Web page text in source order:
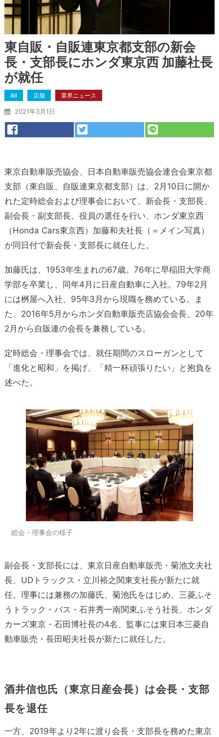
東自販・自販連東京都支部の新会
長・支部長にホンダ東京西 加藤社長
が就任
All 店舗 業界ニュース
2021年3月1日
東京自動車販売協会、日本自動車販売協会連合会東京都
支部（東自販、自販連東京都支部）は、2月10日に開か
れた定時総会および理事会において、新会長・支部長、
副会長・副支部長、役員の選任を行い、ホンダ東京西
（Honda Cars東京西）加藤和夫社長（＝メイン写真）
が同日付で新会長・支部長に就任した。
加藤氏は、1953年生まれの67歳。76年に早稲田大学商
学部を卒業し、同年4月に日産自動車に入社。79年2月
には桝屋へ入社、95年3月から現職を務めている。ま
た、2016年5月からホンダ自動車販売店協会会長、20年
2月から自販連の会長を兼務している。
定時総会・理事会では、就任期間のスローガンとして
「進化と昭和」を掲げ、「精一杯頑張りたい」と抱負を
述べた。
総会・理事会の様子
副会長・支部長には、東京日産自動車販売・菊池文夫社
長、UDトラックス・立川裕之関東支社長が新たに就
任。理事には兼務の加藤氏、菊池氏をはじめ、三菱ふそ
うトラック・バス・石井秀一南関東ふそう社長、ホンダ
カーズ東京・石田博社長の4名、監事には東日本三菱自
動車販売・長田昭夫社長が新たに就任した。
酒井信也氏（東京日産会長）は会長・支部
長を退任
一方、2019年より2年に渡り会長・支部長を務めた東京